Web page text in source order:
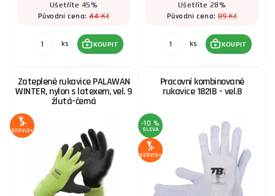
Ušetříte 45%
Původní cena: 44 Kč
ks KOUPIT
Ušetříte 28%
Původní cena: 89 Kč
ks KOUPIT
Zateplené rukavice PALAWAN
WINTER, nylon s latexem, vel. 9
žlutá-černá
SERVIS+
Pracovní kombinované
rukavice 182IB - vel.8
-10 %
SLEVA
SERVIS+